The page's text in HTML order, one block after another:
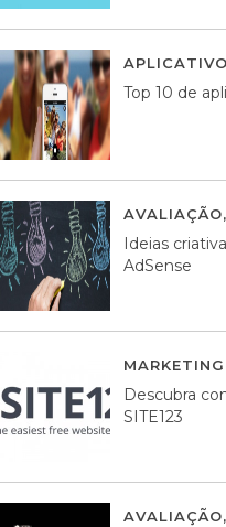
Top 10 de
AVALIAÇÃO,
Ideias
AdSense
Descubra
SITE123
AVALIAÇÃO,